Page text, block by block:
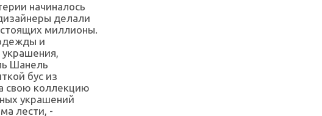
начиналось
делали
миллионы.
и
украшения,
Шанель
бус из
свою коллекцию
украшений
лести, -